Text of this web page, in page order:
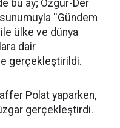
bu ay; Özgür-Der
sunumuyla ''Gündem
ülke ve dünya
dair
gerçekleştirildi.
Polat yaparken,
gerçekleştirdi.